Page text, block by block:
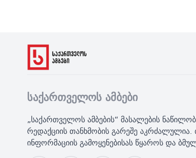
საქართველოს ამბები
„საქართველოს ამბების“ მასალების
რედაქციის თანხმობის გარეშე აკრძალულია.
ინფორმაციის გამოყენებისას წყაროს და